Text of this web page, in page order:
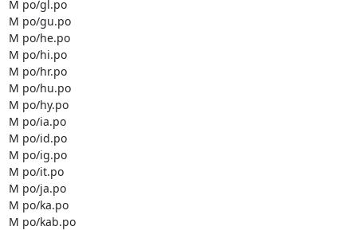
M po/gl.po
M po/gu.po
M po/he.po
M po/hi.po
M po/hr.po
M po/hu.po
M po/hy.po
M po/ia.po
M po/id.po
M po/ig.po
M po/it.po
M po/ja.po
M po/ka.po
M po/kab.po